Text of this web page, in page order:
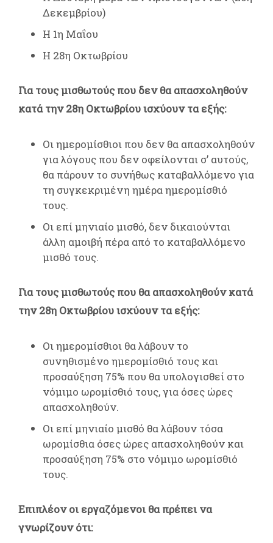
Δεκεμβρίου)
Η 1η Μαΐου
Η 28η Οκτωβρίου
Για τους μισθωτούς που δεν θα απασχοληθούν
κατά την 28η Οκτωβρίου ισχύουν τα εξής:
Οι ημερομίσθιοι που δεν θα απασχοληθούν
για λόγους που δεν οφείλονται σ’ αυτούς,
θα πάρουν το συνήθως καταβαλλόμενο για
τη συγκεκριμένη ημέρα ημερομίσθιό
τους.
Οι επί μηνιαίο μισθό, δεν δικαιούνται
άλλη αμοιβή πέρα από το καταβαλλόμενο
μισθό τους.
Για τους μισθωτούς που θα απασχοληθούν κατά
την 28η Οκτωβρίου ισχύουν τα εξής:
Οι ημερομίσθιοι θα λάβουν το
συνηθισμένο ημερομίσθιό τους και
προσαύξηση 75% που θα υπολογισθεί στο
νόμιμο ωρομίσθιό τους, για όσες ώρες
απασχοληθούν.
Οι επί μηνιαίο μισθό θα λάβουν τόσα
ωρομίσθια όσες ώρες απασχοληθούν και
προσαύξηση 75% στο νόμιμο ωρομίσθιό
τους.
Επιπλέον οι εργαζόμενοι θα πρέπει να
γνωρίζουν ότι: